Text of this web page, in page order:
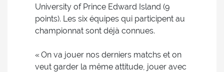
University of Prince Edward Island (9
points). Les six équipes qui participent au
championnat sont déjà connues.
« On va jouer nos derniers matchs et on
veut garder la même attitude, jouer avec